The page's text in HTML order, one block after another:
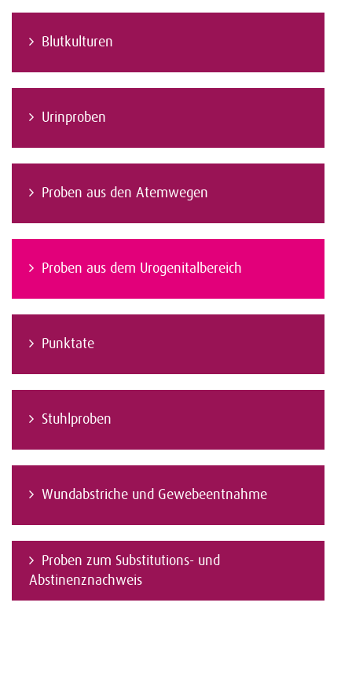
Blutkulturen
Urinproben
Proben aus den Atemwegen
Proben aus dem Urogenitalbereich
Punktate
Stuhlproben
Wundabstriche und Gewebeentnahme
Proben zum Substitutions- und
Abstinenznachweis